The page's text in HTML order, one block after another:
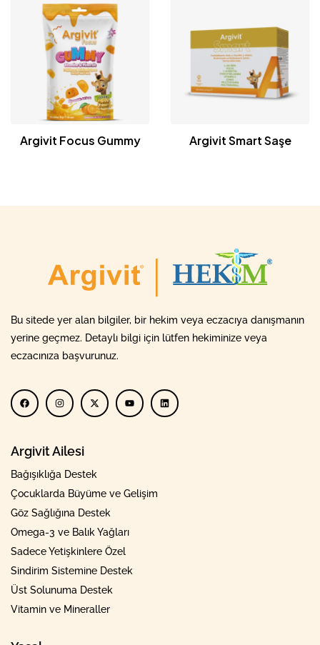
Argivit Focus Gummy Argivit Smart Saşe
Bu sitede yer alan bilgiler, bir hekim veya eczacıya danışmanın
yerine geçmez. Detaylı bilgi için lütfen hekiminize veya
eczacınıza başvurunuz.
Argivit Ailesi
Bağışıklığa Destek
Çocuklarda Büyüme ve Gelişim
Göz Sağlığına Destek
Omega-3 ve Balık Yağları
Sadece Yetişkinlere Özel
Sindirim Sistemine Destek
Üst Solunuma Destek
Vitamin ve Mineraller